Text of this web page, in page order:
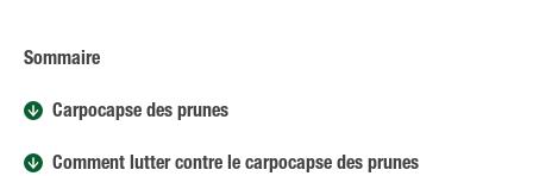
Sommaire
Carpocapse des prunes
Comment lutter contre le carpocapse des prunes